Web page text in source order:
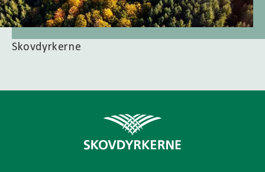
Skovdyrkerne